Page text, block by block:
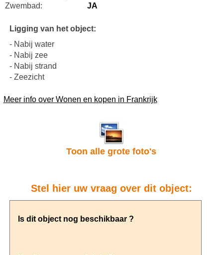
Zwembad:
JA
Ligging van het object:
- Nabij water
- Nabij zee
- Nabij strand
- Zeezicht
Meer info over Wonen en kopen in Frankrijk
Toon alle grote foto's
Stel hier uw vraag over dit object: